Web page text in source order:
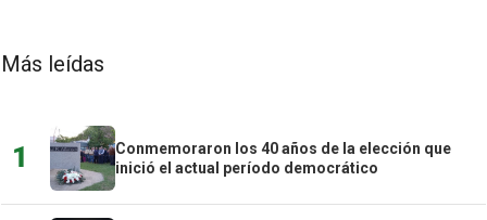
Más leídas
1
Conmemoraron los 40 años de la elección que
inició el actual período democrático